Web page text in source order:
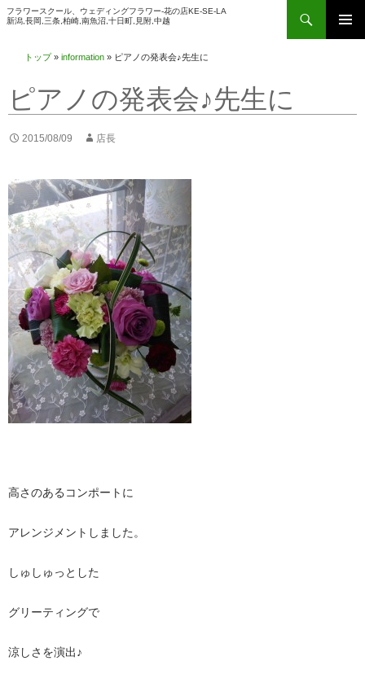
フラワースクール、ウェディングフラワー-花の店KE-SE-LA
新潟,長岡,三条,柏崎,南魚沼,十日町,見附,中越
検
索
ツ
へ
ッ
プ
トップ» information » ピアノの発表会♪先生に
ピアノの発表会♪先生に
2015/08/09 店長
高さのあるコンポートに
アレンジメントしました。
しゅしゅっとした
グリーティングで
涼しさを演出♪